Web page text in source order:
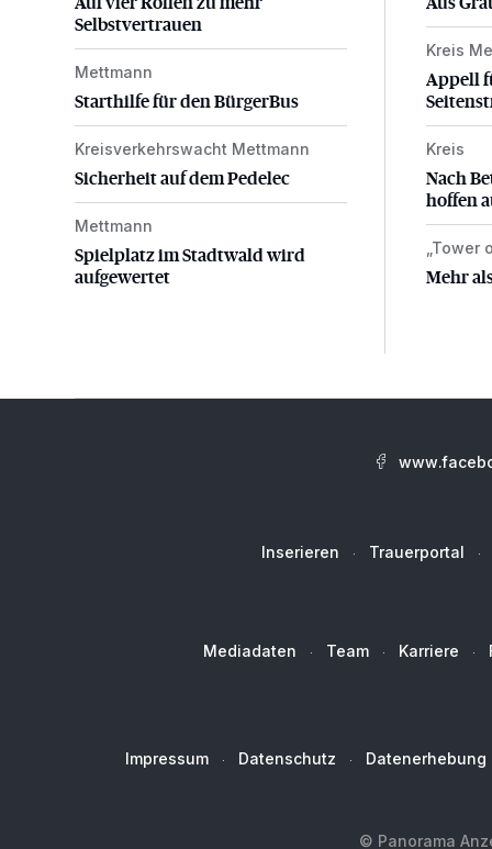
Selbstvertrauen
Starthilfe für den BürgerBus
Mettmann
Starthilfe für den BürgerBus
Sicherheit auf dem Pedelec
Kreisverkehrswacht Mettmann
Sicherheit auf dem Pedelec
Spielplatz im Stadtwald wird aufgewertet
Mettmann
Spielplatz im Stadtwald wird
aufgewertet
Appell
Kreis
Appell
Nach
Kreis
Nach
hoffen
Mehr
„Tower
Mehr
Inserieren Trauerportal
Mediadaten Team Karriere
Impressum Datenschutz Datenerhebung
© Panorama